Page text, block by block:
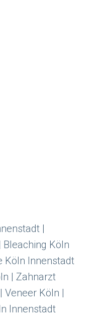
|
Köln
Köln Innenstadt
| Zahnarzt
Veneer Köln |
Innenstadt